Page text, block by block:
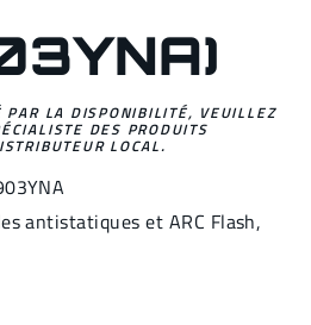
PAR LA DISPONIBILITÉ, VEUILLEZ
DES PRODUITS
LOCAL.
antistatiques et ARC Flash,